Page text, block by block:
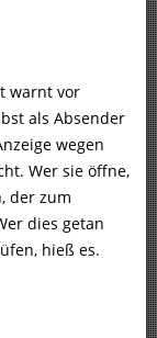
warnt vor
als Absender
wegen
Wer sie öffne,
der zum
dies getan
hieß es.